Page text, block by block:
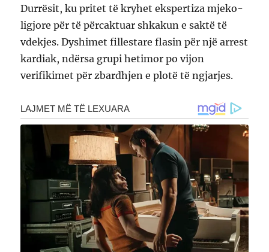
Durrësit, ku pritet të kryhet ekspertiza mjeko-
ligjore për të përcaktuar shkakun e saktë të
vdekjes. Dyshimet fillestare flasin për një arrest
kardiak, ndërsa grupi hetimor po vijon
verifikimet për zbardhjen e plotë të ngjarjes.